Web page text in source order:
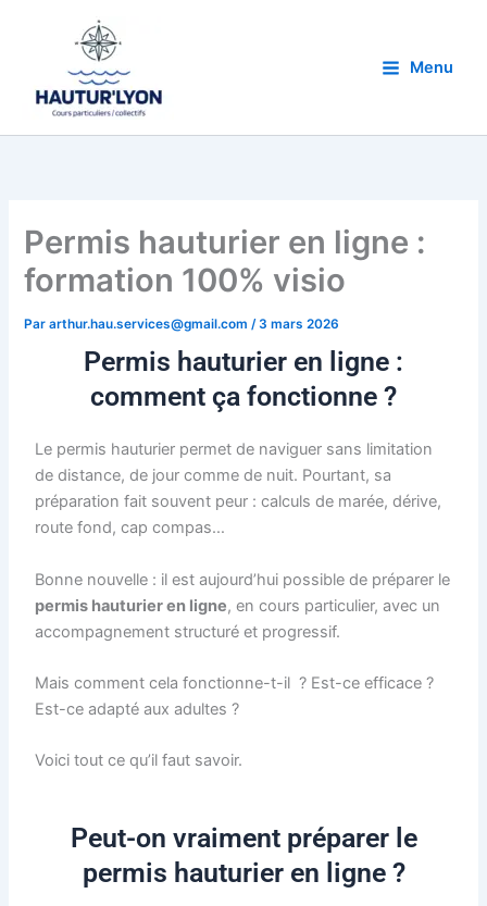
Menu
Permis hauturier en ligne :
formation 100% visio
Pararthur.hau.services@gmail.com/3 mars 2026
Permis hauturier en ligne :
comment ça fonctionne ?
Le permis hauturier permet de naviguer sans limitation
de distance, de jour comme de nuit. Pourtant, sa
préparation fait souvent peur : calculs de marée, dérive,
route fond, cap compas…
Bonne nouvelle : il est aujourd’hui possible de préparer le
permis hauturier en ligne, en cours particulier, avec un
accompagnement structuré et progressif.
Mais comment cela fonctionne-t-il ? Est-ce efficace ?
Est-ce adapté aux adultes ?
Voici tout ce qu’il faut savoir.
Peut-on vraiment préparer le
permis hauturier en ligne ?